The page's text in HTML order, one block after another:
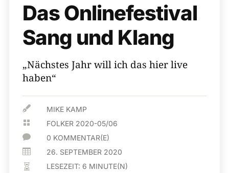
Das Onlinefestival
Sang und Klang
„Nächstes Jahr will ich das hier live
haben“
 MIKE KAMP
 FOLKER 2020-05/06
 0 KOMMENTAR(E)
 26. SEPTEMBER 2020
 LESEZEIT: 6 MINUTE(N)